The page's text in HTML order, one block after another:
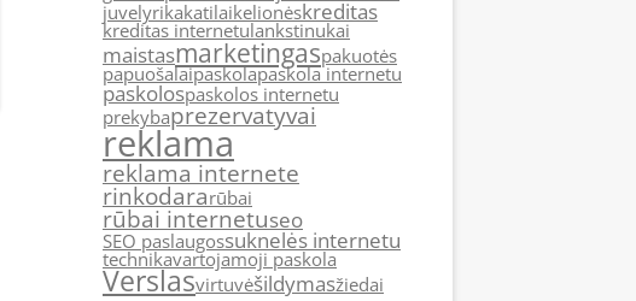
juvelyrikakatilaikelionėskreditas
kreditas internetulankstinukai
maistasmarketingaspakuotės
papuošalaipaskolapaskola internetu
paskolospaskolos internetu
prekybaprezervatyvai
reklama
reklama internete
rinkodararūbai
rūbai internetuseo
SEO paslaugossuknelės internetu
technikavartojamoji paskola
Verslasvirtuvėšildymasžiedai